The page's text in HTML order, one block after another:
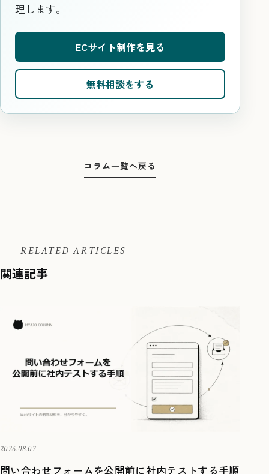
理します。
ECサイト制作を見る
無料相談をする
コラム一覧へ戻る
RELATED ARTICLES
関連記事
2026.08.07
問い合わせフォームを公開前に社内テストする手順